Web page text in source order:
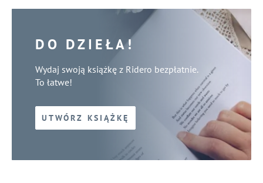
DO DZIEŁA!
Wydaj swoją książkę z Ridero bezpłatnie.
To łatwe!
UTWÓRZ KSIĄŻKĘ